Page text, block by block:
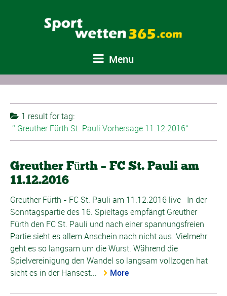
Menu
1 result fortag:
Greuther Fürth St. Pauli Vorhersage 11.12.2016
Greuther Fürth – FC St. Pauli am
11.12.2016
Greuther Fürth - FC St. Pauli am 11.12.2016 live In der
Sonntagspartie des 16. Spieltags empfängt Greuther
Fürth den FC St. Pauli und nach einer spannungsfreien
Partie sieht es allem Anschein nach nicht aus. Vielmehr
geht es so langsam um die Wurst. Während die
Spielvereinigung den Wandel so langsam vollzogen hat
sieht es in der Hansest...
More